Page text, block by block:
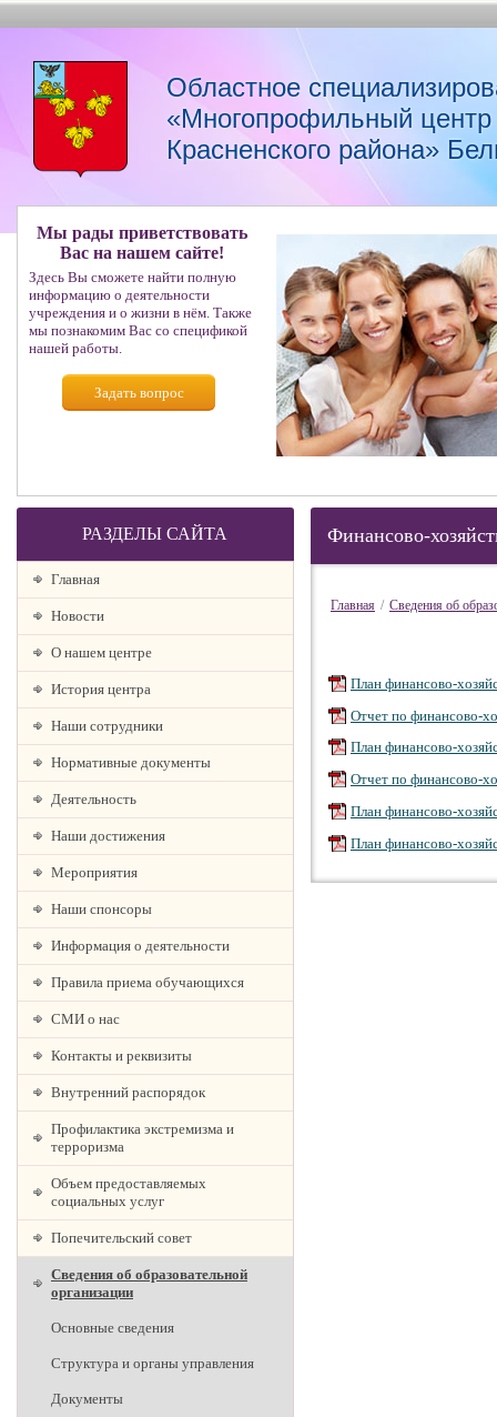
Областное
«Многопрофильный
Красненского района»
Мы рады приветствовать
Вас на нашем сайте!
Здесь Вы сможете найти полную
информацию о деятельности
учреждения и о жизни в нём. Также
мы познакомим Вас со спецификой
нашей работы.
Задать вопрос
РАЗДЕЛЫ САЙТА
Главная
Новости
О нашем центре
История центра
Наши сотрудники
Нормативные документы
Деятельность
Наши достижения
Мероприятия
Наши спонсоры
Информация о деятельности
Правила приема обучающихся
СМИ о нас
Контакты и реквизиты
Внутренний распорядок
Профилактика экстремизма и
терроризма
Объем предоставляемых
социальных услуг
Попечительский совет
Сведения об образовательной
организации
Основные сведения
Структура и органы управления
Документы
Финансово-
Главная / Сведения об
План финансово-
Отчет по финансово-
План финансово-
Отчет по финансово-
План финансово-
План финансово-